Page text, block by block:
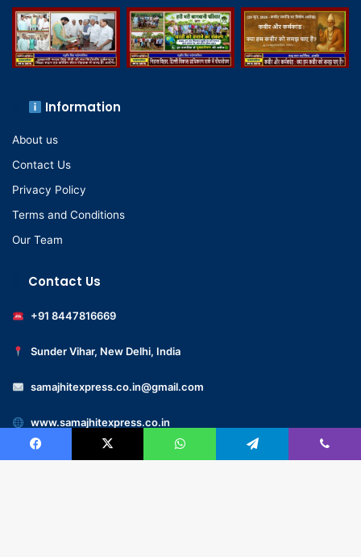
Information
About us
Contact Us
Privacy Policy
Terms and Conditions
Our Team
Contact Us
+91 8447816669
Sunder Vihar, New Delhi, India
samajhitexpress.co.in@gmail.com
www.samajhitexpress.co.in
Facebook X WhatsApp Telegram Viber